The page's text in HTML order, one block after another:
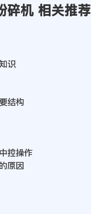
碎机 相关推荐
识
结构
控操作
原因